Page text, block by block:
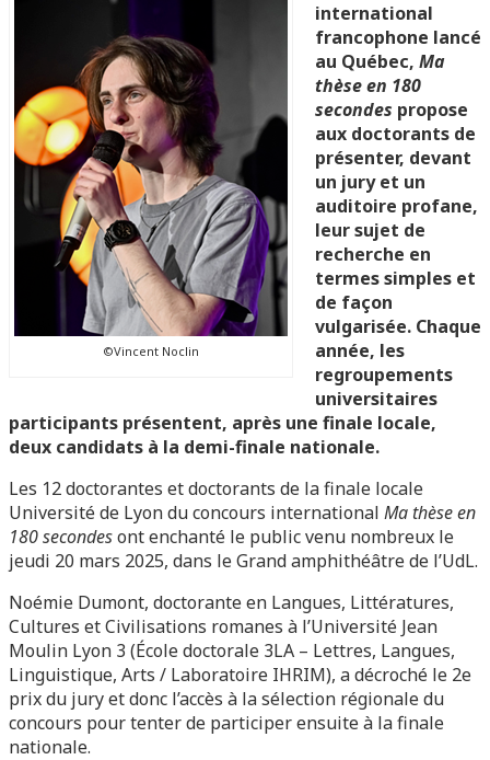
©Vincent Noclin
international
francophone lancé
au Québec, Ma
thèse en 180
secondes propose
aux doctorants de
présenter, devant
un jury et un
auditoire profane,
leur sujet de
recherche en
termes simples et
de façon
vulgarisée. Chaque
année, les
regroupements
universitaires
participants présentent, après une finale locale,
deux candidats à la demi-finale nationale.
Les 12 doctorantes et doctorants de la finale locale
Université de Lyon du concours international Ma thèse en
180 secondesont enchanté le public venu nombreux le
jeudi 20 mars 2025, dans le Grand amphithéâtre de l’UdL.
Noémie Dumont, doctorante en Langues, Littératures,
Cultures et Civilisations romanes à l’Université Jean
Moulin Lyon 3 (École doctorale 3LA – Lettres, Langues,
Linguistique, Arts / Laboratoire IHRIM), a décroché le 2e
prix du jury et donc l’accès à la sélection régionale du
concours pour tenter de participer ensuite à la finale
nationale.